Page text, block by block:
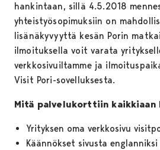
hankintaan, sillä 4.5.2018
yhteistyösopimuksiin on
lisänäkyvyyttä kesän Porin
ilmoituksella voit varata
verkkosivuiltamme ja
Visit Pori-sovelluksesta.
Mitä palvelukorttiin kaikkiaan
Yrityksen oma verkkosivu
Käännökset sivusta